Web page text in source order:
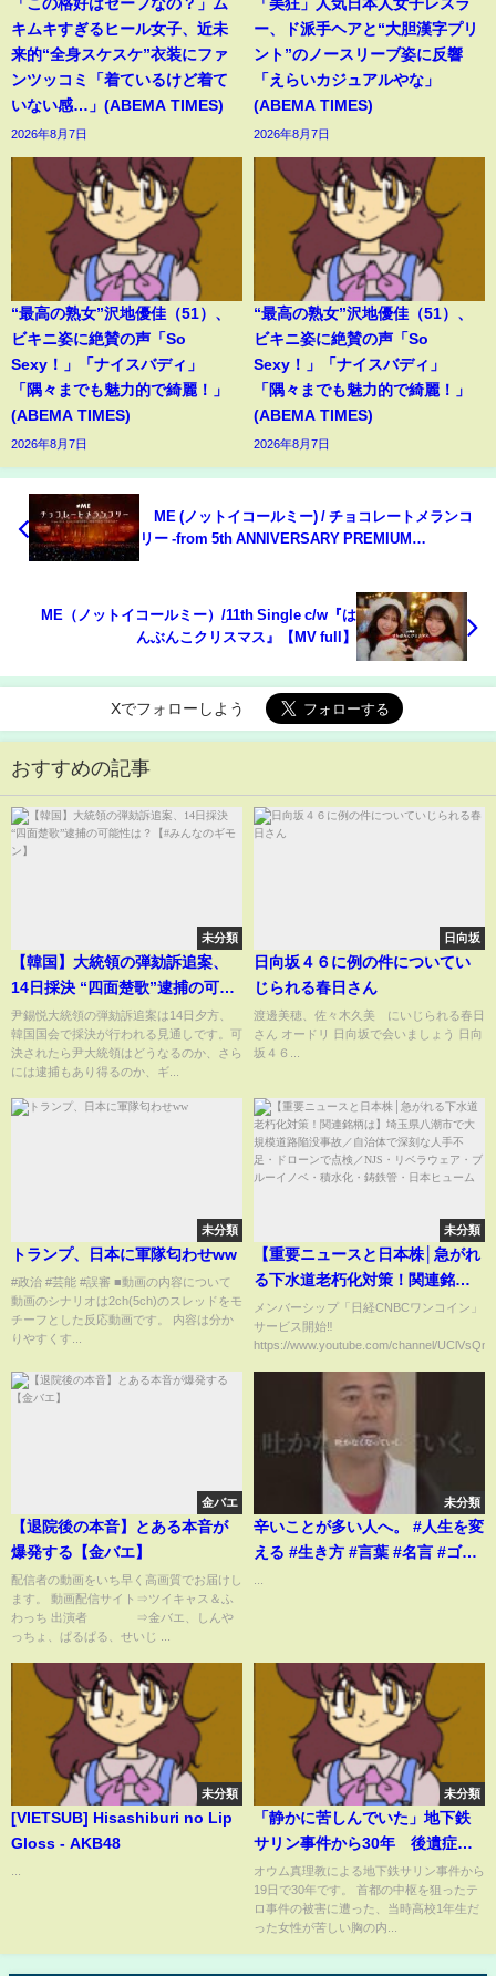
「この格好はセーフなの？」ム
キムキすぎるヒール女子、近未
来的“全身スケスケ”衣装にファ
ンツッコミ「着ているけど着て
いない感…」(ABEMA TIMES)
2026年8月7日
「美狂」人気日本人女子レスラ
ー、ド派手ヘアと“大胆漢字プリ
ント”のノースリーブ姿に反響
「えらいカジュアルやな」
(ABEMA TIMES)
2026年8月7日
“最高の熟女”沢地優佳（51）、
ビキニ姿に絶賛の声「So
Sexy！」「ナイスバディ」
「隅々までも魅力的で綺麗！」
(ABEMA TIMES)
2026年8月7日
“最高の熟女”沢地優佳（51）、
ビキニ姿に絶賛の声「So
Sexy！」「ナイスバディ」
「隅々までも魅力的で綺麗！」
(ABEMA TIMES)
2026年8月7日
≠ME (ノットイコールミー) / チョコレートメランコ
リー -from 5th ANNIVERSARY PREMIUM
≠ME（ノットイコールミー）/11th Single c/w『は
んぶんこクリスマス』【MV full】
Xでフォローしよう
おすすめの記事
未分類
【韓国】大統領の弾劾訴追案、
14日採決 “四面楚歌”逮捕の可能
性は？【#みんなのギモン】
尹錫悦大統領の弾劾訴追案は14日夕方、
韓国国会で採決が行われる見通しです。可
決されたら尹大統領はどうなるのか、さら
には逮捕もあり得るのか、ギ...
日向坂
日向坂４６に例の件についてい
じられる春日さん
渡邊美穂、佐々木久美 にいじられる春日
さん オードリ 日向坂で会いましょう 日向
坂４６...
未分類
トランプ、日本に軍隊匂わせww
#政治 #芸能 #誤審 ■動画の内容について
動画のシナリオは2ch(5ch)のスレッドをモ
チーフとした反応動画です。 内容は分か
りやすくす...
未分類
【重要ニュースと日本株│急がれ
る下水道老朽化対策！関連銘柄
は】埼玉県八潮市で大規模道路
陥没事故／自治体で深刻な人手
不足・ドローンで点検／NJS・リ
ベラウェア・ブルーイノベ・積
水化・鋳鉄管・日本ヒューム
メンバーシップ「日経CNBCワンコイン」
サービス開始‼
https://www.youtube.com/channel/
金バエ
【退院後の本音】とある本音が
爆発する【金バエ】
配信者の動画をいち早く高画質でお届けし
ます。 動画配信サイト⇒ツイキャス＆ふ
わっち 出演者 ⇒金バエ、しんや
っちょ、ぱるぱる、せいじ ...
未分類
辛いことが多い人へ。 #人生を変
える #生き方 #言葉 #名言 #ゴル
未分類
[VIETSUB] Hisashiburi no Lip
Gloss - AKB48
未分類
「静かに苦しんでいた」地下鉄
サリン事件から30年 後遺症に
苦しむ女性の思い
オウム真理教による地下鉄サリン事件から
19日で30年です。 首都の中枢を狙ったテ
ロ事件の被害に遭った、当時高校1年生だ
った女性が苦しい胸の内...